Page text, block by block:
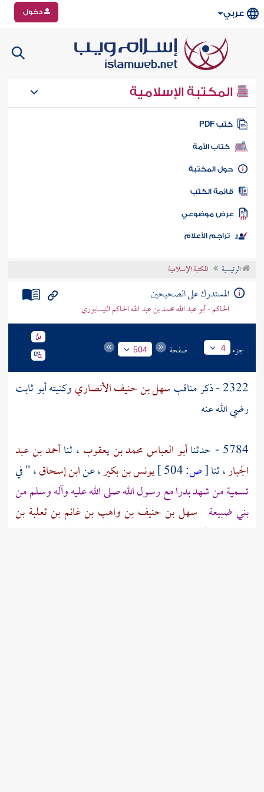
عربي دخول
المكتبة الإسلامية
كتب PDF
كتاب الأمة
المكتبة
الكتب
موضوعي
تراجم الأعلام
الرئيسية المكتبة الإسلامية
المستدرك على الصحيحين
الحاكم - أبو عبد الله محمد بن عبد الله الحاكم النيسابوري
جزء 4 صفحة 504
2322 - ذكر مناقب سهل بن حنيف الأنصاريوكنيتهأبو ثابت
رضي الله عنه
5784 - حدثنا
أبو العباس محمد بن يعقوب ، ثناأحمد بن عبد
الجبار، ثنا[ص: يونس بن بكير، عنابن إسحاق، " في
تسمية من شهدبدرامع رسول الله صلى الله عليه وآله وسلم من
بني ضبيعة سهل بن حنيف بن واهب بن غانم بن ثعلبة بن
مجدعة بن الحارث بن عمرو